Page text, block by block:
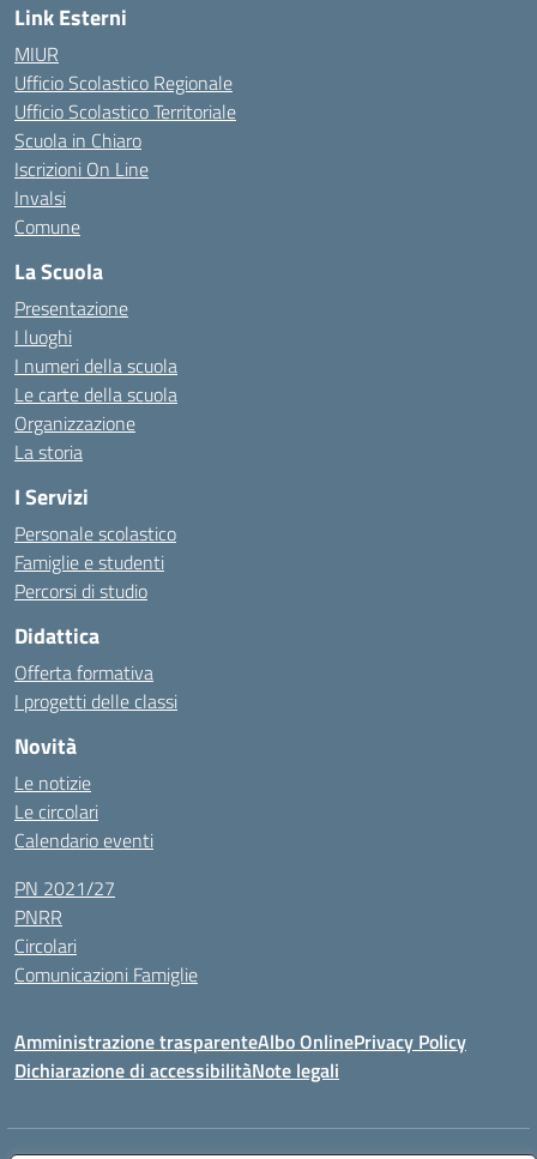
Link Esterni
MIUR
Ufficio Scolastico Regionale
Ufficio Scolastico Territoriale
Scuola in Chiaro
Iscrizioni On Line
Invalsi
Comune
La Scuola
Presentazione
I luoghi
I numeri della scuola
Le carte della scuola
Organizzazione
La storia
I Servizi
Personale scolastico
Famiglie e studenti
Percorsi di studio
Didattica
Offerta formativa
I progetti delle classi
Novità
Le notizie
Le circolari
Calendario eventi
PN 2021/27
PNRR
Circolari
Comunicazioni Famiglie
Amministrazione trasparenteAlbo OnlinePrivacy Policy
Dichiarazione di accessibilitàNote legali